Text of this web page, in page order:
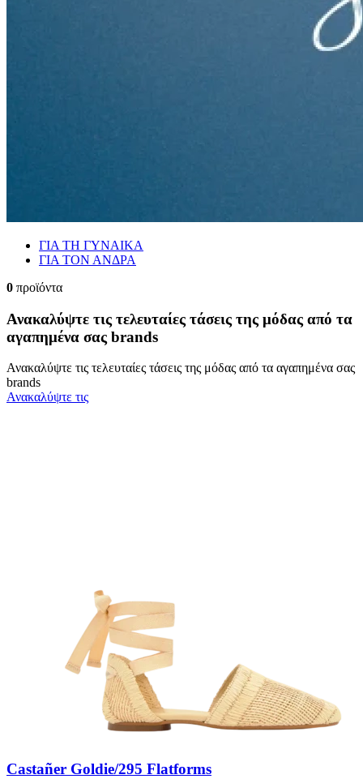
ΓΙΑ ΤΗ ΓΥΝΑΙΚΑ
ΓΙΑ ΤΟΝ ΑΝΔΡΑ
0 προϊόντα
Ανακαλύψτε τις τελευταίες τάσεις της μόδας από τα
αγαπημένα σας brands
Ανακαλύψτε τις τελευταίες τάσεις της μόδας από τα αγαπημένα σας
brands
Ανακαλύψτε τις
Castañer Goldie/295 Flatforms